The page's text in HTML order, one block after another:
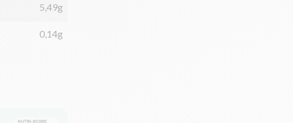
5,49g
0,14g